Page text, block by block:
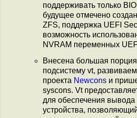
поддерживать только
будущее отмечено
ZFS, поддержка UEFI
возможность
NVRAM переменных
Внесена большая
подсистему vt,
проекта Newcons и
syscons. Vt
для обеспечения вывода
устройства,